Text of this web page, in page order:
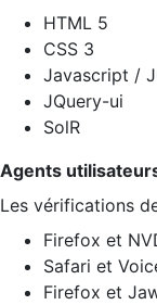
HTML 5
CSS 3
Javascript /
JQuery-ui
SolR
Agents
Les vérifications
Firefox et
Safari et
Firefox et